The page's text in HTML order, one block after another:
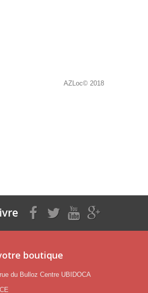
AZLoc© 2018
boutique
du Bulloz Centre UBIDOCA